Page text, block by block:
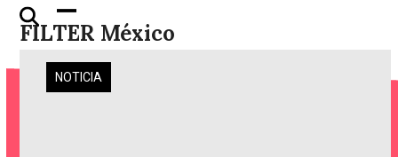
Skip
FILTER México
Open
mobile
menu
Close
mobile
menu
NOTICIA